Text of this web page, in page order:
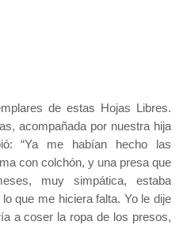
de estas Hojas Libres.
acompañada por nuestra hija
“Ya me habían hecho las
con colchón, y una presa que
muy simpática, estaba
que me hiciera falta. Yo le dije
a coser la ropa de los presos,